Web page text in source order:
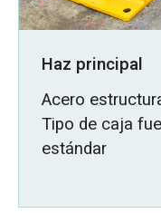
Haz principal
Acero
Tipo de caja
estándar